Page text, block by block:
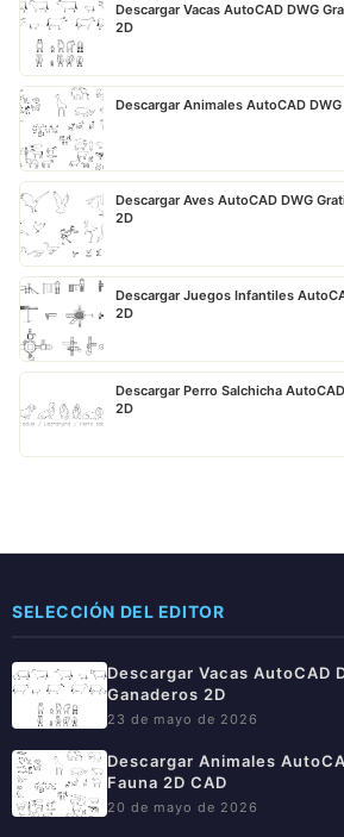
Descargar Vacas AutoCAD DWG
2D
Descargar Animales AutoCAD
Descargar Aves AutoCAD DWG
2D
Descargar Juegos Infantiles
2D
Descargar Perro Salchicha
2D
SELECCIÓN DEL EDITOR
Descargar Vacas AutoCAD
Ganaderos 2D
23 de mayo de 2026
Descargar Animales
Fauna 2D CAD
20 de mayo de 2026